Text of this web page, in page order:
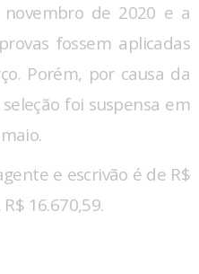
de 2020 e a
fossem aplicadas
Porém, por causa da
foi suspensa em
e escrivão é de R$
16.670,59.